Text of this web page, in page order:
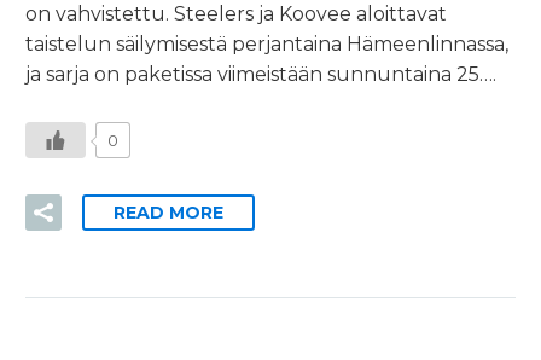
on vahvistettu. Steelers ja Koovee aloittavat
taistelun säilymisestä perjantaina Hämeenlinnassa,
ja sarja on paketissa viimeistään sunnuntaina 25….
0
READ MORE